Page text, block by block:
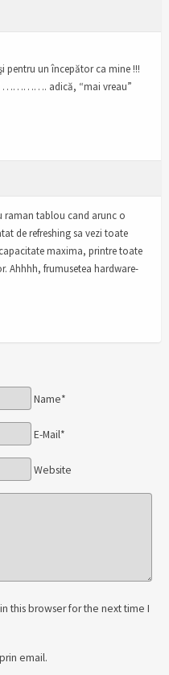
pentru un începător ca mine !!!
…………. adică, “mai vreau”
raman tablou cand arunc o
de refreshing sa vezi toate
maxima, printre toate
Ahhhh, frumusetea hardware-
Name*
E-Mail*
Website
this browser for the next time I
email.